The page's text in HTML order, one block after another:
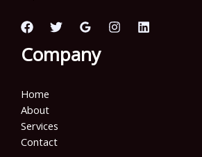
Company
Home
About
Services
Contact